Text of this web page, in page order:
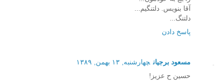
آقا بنویس. دلتنگیم...
دلتنگ...
پاسخ دادن
مسعود برجیان چهارشنبه, ۱۳ بهمن, ۱۳۸۹
حسین ح عزیز!